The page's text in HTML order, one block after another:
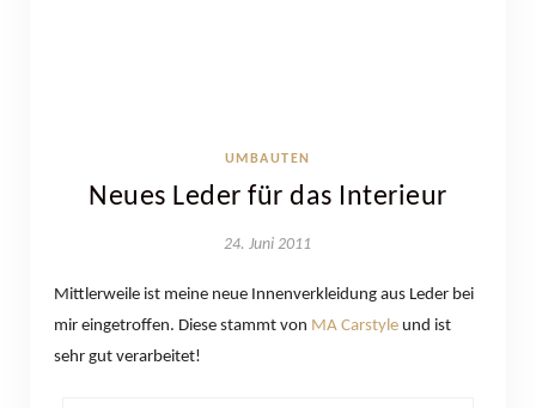
UMBAUTEN
Neues Leder für das Interieur
24. Juni 2011
Mittlerweile ist meine neue Innenverkleidung aus Leder bei
mir eingetroffen. Diese stammt von MA Carstyle und ist
sehr gut verarbeitet!